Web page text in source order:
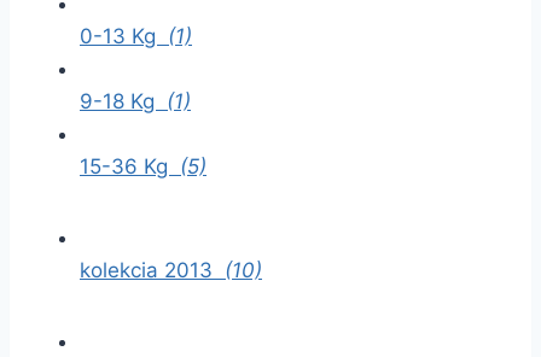
0-13 Kg (1)
9-18 Kg (1)
15-36 Kg (5)
kolekcia 2013 (10)